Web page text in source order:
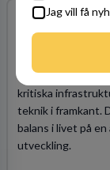
Jag vill få
Vattenfall
Som
kritiska
teknik i framkant.
balans i livet på
utveckling.